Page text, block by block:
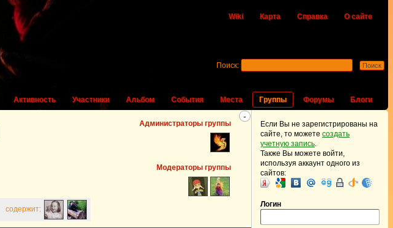
Wiki Карта Справка О сайте
Активность Участники Альбом События Места Группы Форумы Блоги
Поиск:
-
Администраторы группы
Модераторы группы
содержит:
Если Вы не зарегистрированы на
сайте, то можете создать
учетную запись.
Также Вы можете войти,
используя аккаунт одного из
сайтов:
Логин